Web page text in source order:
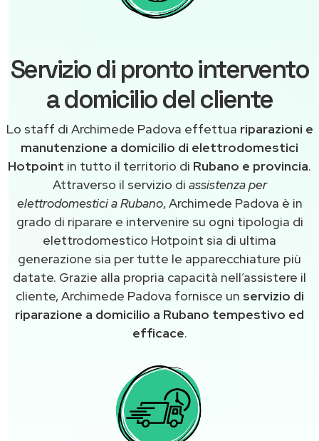
Servizio di pronto intervento
a domicilio del cliente
Lo staff di Archimede Padova effettua riparazioni e
manutenzione a domicilio di elettrodomestici
Hotpoint in tutto il territorio di Rubano e provincia.
Attraverso il servizio di assistenza per
elettrodomestici a Rubano, Archimede Padova è in
grado di riparare e intervenire su ogni tipologia di
elettrodomestico Hotpoint sia di ultima
generazione sia per tutte le apparecchiature più
datate. Grazie alla propria capacità nell’assistere il
cliente, Archimede Padova fornisce un servizio di
riparazione a domicilio a Rubano tempestivo ed
efficace.